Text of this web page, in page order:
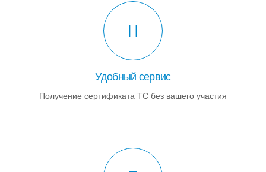
Удобный сервис
Получение сертификата ТС без вашего участия